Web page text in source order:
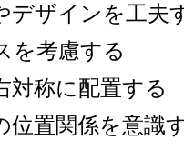
デザインを工夫
を考慮する
対称に配置する
位置関係を意識